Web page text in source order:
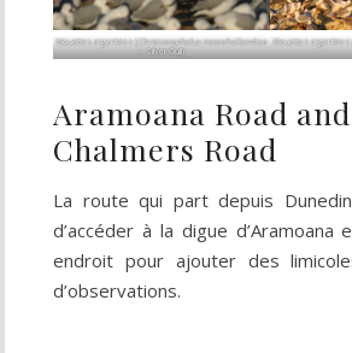
Mouettes argentées (Chroicocephalus novaehollandiae
– Silver Gull)
Mouettes argentées
Aramoana Road
Chalmers Road
La route qui part depuis
d’accéder à la digue d’Aramoana
endroit pour ajouter des
d’observations.